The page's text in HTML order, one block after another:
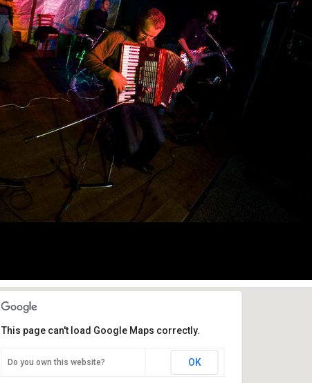
This page can't load Google Maps correctly.
Do you own this website? OK